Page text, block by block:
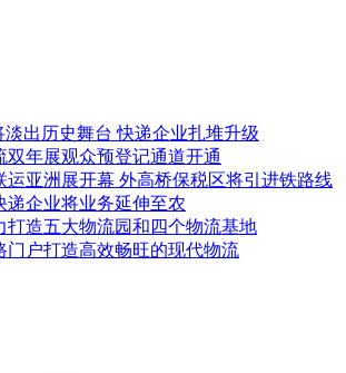
淡出历史舞台 快递企业扎堆升级
双年展观众预登记通道开通
运亚洲展开幕 外高桥保税区将引进铁路线
递企业将业务延伸至农
打造五大物流园和四个物流基地
门户打造高效畅旺的现代物流